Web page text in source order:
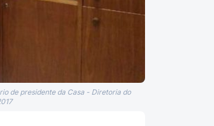
de presidente da Casa - Diretoria do